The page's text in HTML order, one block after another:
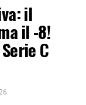
il
il -8!
C